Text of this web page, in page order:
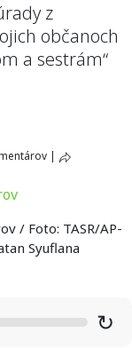
z
občanoch
a sestrám“
|
/ Foto: TASR/AP-
Syuflana
↻